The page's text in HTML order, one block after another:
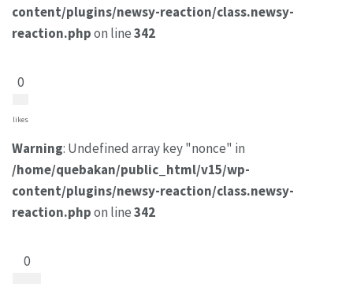
content/plugins/newsy-reaction/class.newsy-
reaction.phpon line342
0
likes
Warning: Undefined array key "nonce" in
/home/quebakan/public_html/v15/wp-
content/plugins/newsy-reaction/class.newsy-
reaction.phpon line342
0